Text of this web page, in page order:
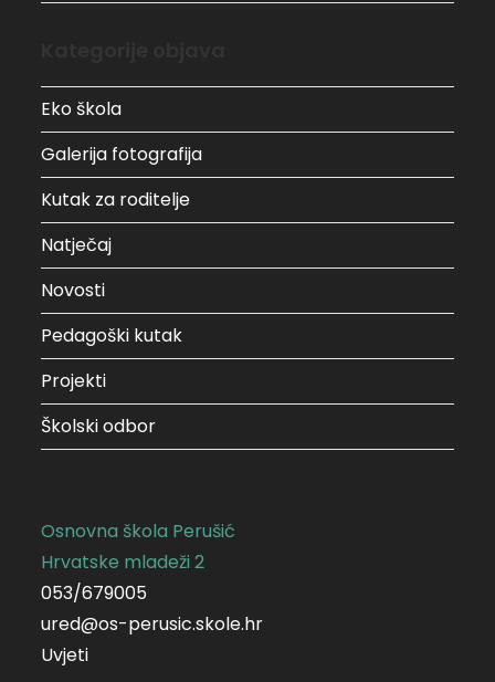
Eko škola
Galerija fotografija
Kutak za roditelje
Natječaj
Novosti
Pedagoški kutak
Projekti
Školski odbor
Osnovna škola Perušić
Hrvatske mladeži 2
053/679005
ured@os-perusic.skole.hr
Uvjeti